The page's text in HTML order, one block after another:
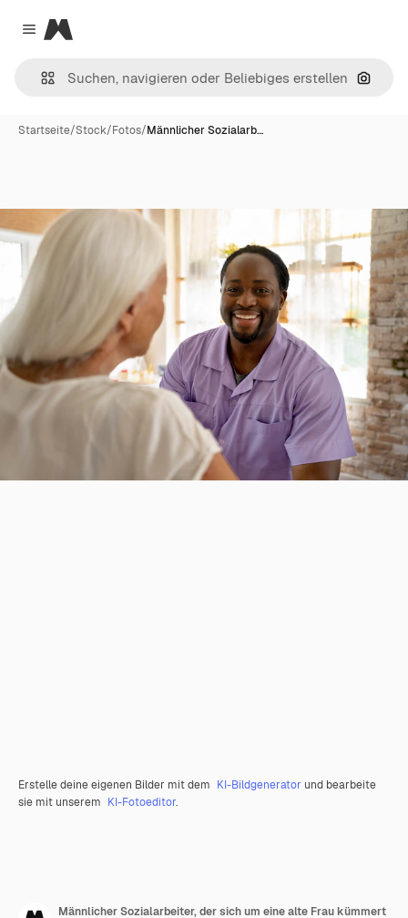
Close menu
Magnific
Nach
Startseite/Stock/Fotos/Männlicher Sozialarb…
Erstelle deine eigenen Bilder mit dem KI-Bildgenerator und bearbeite
sie mit unserem KI-Fotoeditor.
Männlicher Sozialarbeiter, der sich um eine alte Frau kümmert